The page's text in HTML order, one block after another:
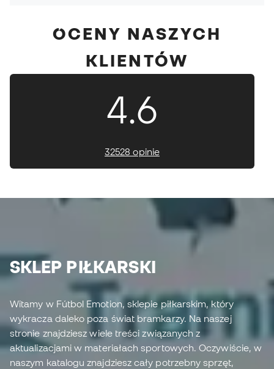
OCENY NASZYCH
KLIENTÓW
4.6
32528 opinie
SKLEP PIŁKARSKI
Witamy w Fútbol Emotion, sklepie piłkarskim, który
wykracza daleko poza świat bramkarzy. Na naszej
stronie znajdziesz wiele treści związanych z
aktualizacjami w materiałach sportowych. Oczywiście, w
naszym katalogu znajdziesz cały potrzebny sprzęt,